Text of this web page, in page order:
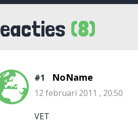
(8)
#1 NoName
12 februari 2011 , 20:50
VET